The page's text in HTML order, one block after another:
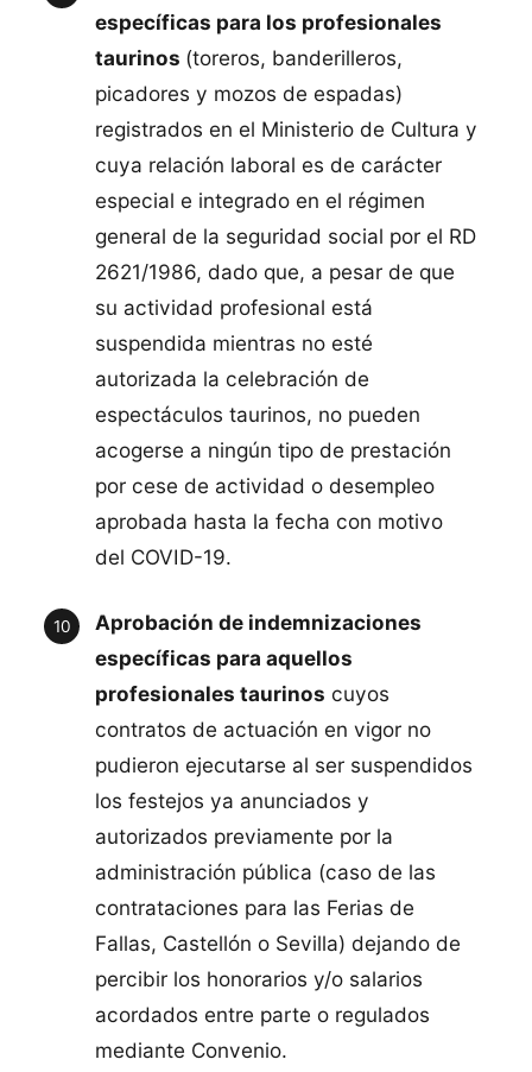
específicas para los profesionales
taurinos (toreros, banderilleros,
picadores y mozos de espadas)
registrados en el Ministerio de Cultura y
cuya relación laboral es de carácter
especial e integrado en el régimen
general de la seguridad social por el RD
2621/1986, dado que, a pesar de que
su actividad profesional está
suspendida mientras no esté
autorizada la celebración de
espectáculos taurinos, no pueden
acogerse a ningún tipo de prestación
por cese de actividad o desempleo
aprobada hasta la fecha con motivo
del COVID-19.
Aprobación de indemnizaciones
específicas para aquellos
profesionales taurinos cuyos
contratos de actuación en vigor no
pudieron ejecutarse al ser suspendidos
los festejos ya anunciados y
autorizados previamente por la
administración pública (caso de las
contrataciones para las Ferias de
Fallas, Castellón o Sevilla) dejando de
percibir los honorarios y/o salarios
acordados entre parte o regulados
mediante Convenio.